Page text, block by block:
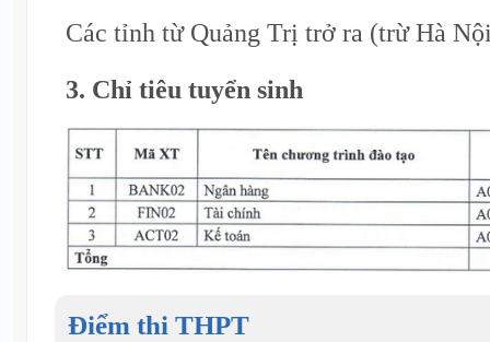
Các tỉnh từ Quảng Trị trở ra (trừ Hà
3. Chỉ tiêu tuyển sinh
Điểm thi THPT